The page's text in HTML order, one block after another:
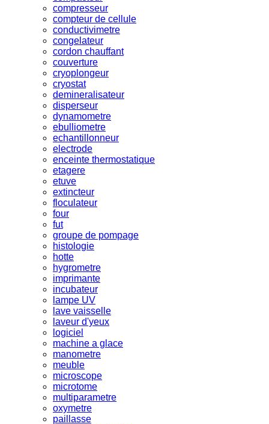
compresseur
compteur de cellule
conductivimetre
congelateur
cordon chauffant
couverture
cryoplongeur
cryostat
demineralisateur
disperseur
dynamometre
ebulliometre
echantillonneur
electrode
enceinte thermostatique
etagere
etuve
extincteur
floculateur
four
fut
groupe de pompage
histologie
hotte
hygrometre
imprimante
incubateur
lampe UV
lave vaisselle
laveur d'yeux
logiciel
machine a glace
manometre
meuble
microscope
microtome
multiparametre
oxymetre
paillasse